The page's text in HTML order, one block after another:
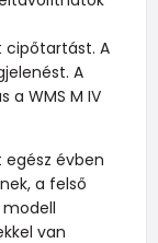
cipőtartást. A
A
a WMS M IV
egész évben
a felső
modell
van